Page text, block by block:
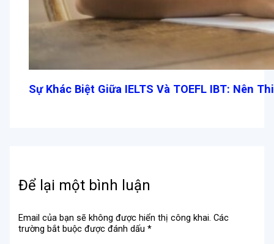
Sự Khác Biệt Giữa IELTS Và TOEFL IBT: Nên
Để lại một bình luận
Email của bạn sẽ không được hiển thị công khai. Các
trường bắt buộc được đánh dấu*